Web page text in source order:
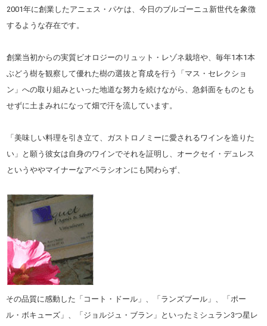
2001年に創業したアニェス・パケは、今日のブルゴーニュ新世代を象徴
するような存在です。
創業当初からの実質ビオロジーのリュット・レゾネ栽培や、毎年1本1本
ぶどう樹を観察して優れた樹の選抜と育成を行う「マス・セレクショ
ン」への取り組みといった地道な努力を続けながら、急斜面をものとも
せずに土まみれになって畑で汗を流しています。
「美味しい料理を引き立て、ガストロノミーに愛されるワインを造りた
い」と願う彼女は自身のワインでそれを証明し、オークセイ・デュレス
というややマイナーなアペラシオンにも関わらず、
その品質に感動した「コート・ドール」、「ランズブール」、「ポー
ル・ボキューズ」、「ジョルジュ・ブラン」といったミシュラン3つ星レ